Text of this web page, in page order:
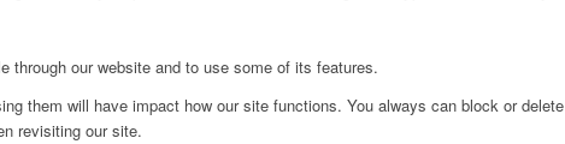
our website and to use some of its features.
them will have impact how our site functions. You always can block or
revisiting our site.